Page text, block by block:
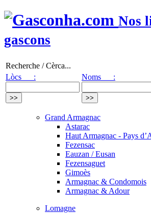
Nos
gascons
Recherche / Cèrca...
Lòcs :
Noms :
Grand Armagnac
Astarac
Haut Armagnac - Pays
Fezensac
Eauzan / Eusan
Fezensaguet
Gimoès
Armagnac & Condomois
Armagnac & Adour
Lomagne